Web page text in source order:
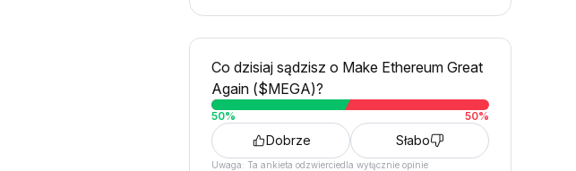
Co dzisiaj sądzisz o Make Ethereum Great
Again ($MEGA)?
50% 50%
Dobrze Słabo
Uwaga: Ta ankieta odzwierciedla wyłącznie opinie